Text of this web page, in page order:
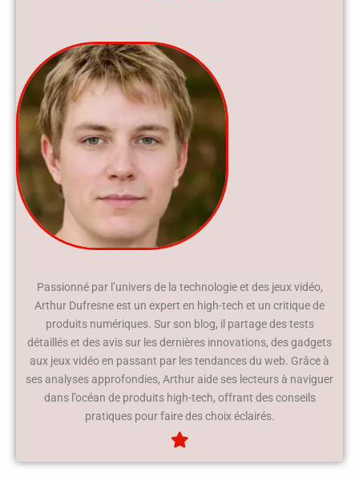
Passionné par l’univers de la technologie et des jeux vidéo,
Arthur Dufresne est un expert en high-tech et un critique de
produits numériques. Sur son blog, il partage des tests
détaillés et des avis sur les dernières innovations, des gadgets
aux jeux vidéo en passant par les tendances du web. Grâce à
ses analyses approfondies, Arthur aide ses lecteurs à naviguer
dans l’océan de produits high-tech, offrant des conseils
pratiques pour faire des choix éclairés.